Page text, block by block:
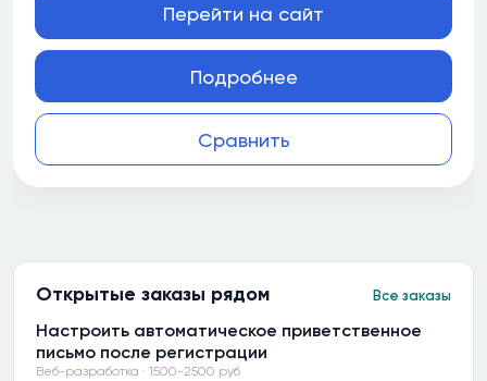
Сравнить
Перейти на сайт
Подробнее
Открытые заказы рядом Все заказы
Настроить автоматическое приветственное
письмо после регистрации
Веб-разработка · 1500-2500 руб